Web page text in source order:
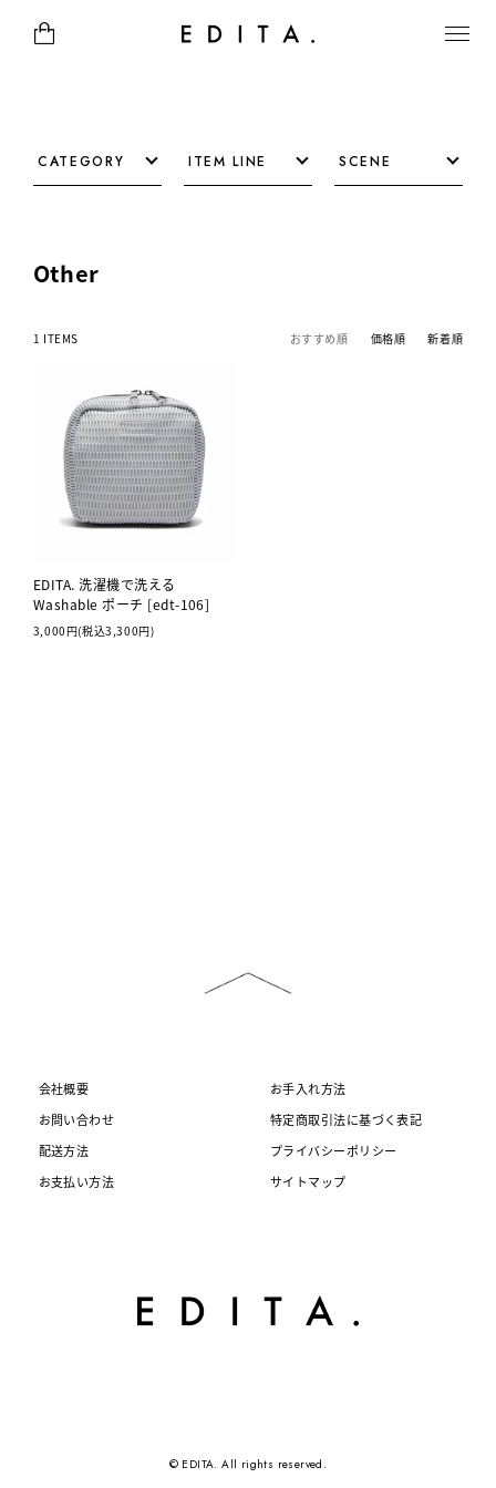
CATEGORY ITEM LINE SCENE
Other
1 ITEMS おすすめ順 価格順 新着順
EDITA. 洗濯機で洗える
Washable ポーチ [edt-106]
3,000円(税込3,300円)
会社概要
お問い合わせ
配送方法
お支払い方法
お手入れ方法
特定商取引法に基づく表記
プライバシーポリシー
サイトマップ
© EDITA. All rights reserved.